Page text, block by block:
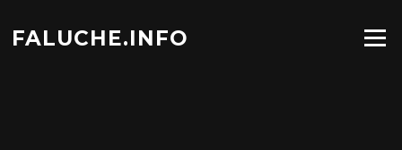
contenu
FALUCHE.INFO Menu